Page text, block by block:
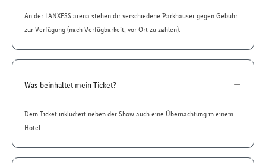
An der LANXESS arena stehen dir verschiedene Parkhäuser gegen Gebühr
zur Verfügung (nach Verfügbarkeit, vor Ort zu zahlen).
Was beinhaltet mein Ticket?
Dein Ticket inkludiert neben der Show auch eine Übernachtung in einem
Hotel.